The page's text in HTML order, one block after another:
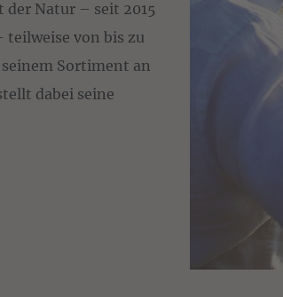
Natur – seit 2015
von bis zu
Sortiment an
dabei seine